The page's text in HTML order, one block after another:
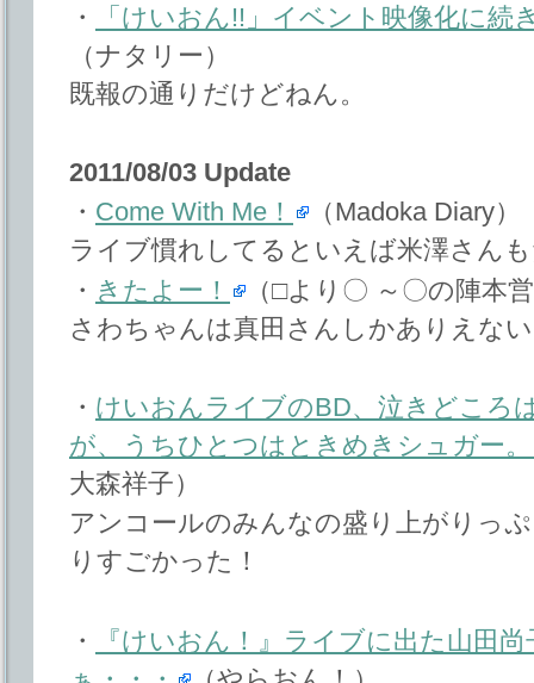
・
「けいおん!!」イベント映像化に続
（ナタリー）
既報の通りだけどねん。
2011/08/03 Update
・ Come With Me！
（Madoka Diary）
ライブ慣れしてるといえば米澤さん
・ きたよー！
（□より〇 ～〇の陣本
さわちゃんは真田さんしかありえな
・ けいおんライブのBD、泣きどころ
が、うちひとつはときめきシュガー
大森祥子）
アンコールのみんなの盛り上がりっ
りすごかった！
・
『けいおん！』ライブに出た山田